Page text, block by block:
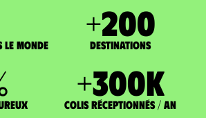
le monde
+200
DESTINATIONS
+300K
Colis réceptionnés / an